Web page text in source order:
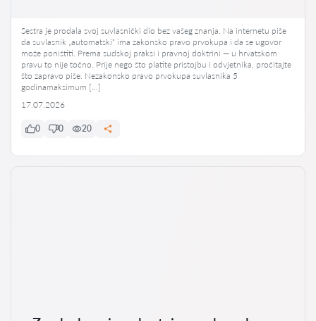
Sestra je prodala svoj suvlasnički dio bez vašeg znanja. Na internetu piše
da suvlasnik „automatski“ ima zakonsko pravo prvokupa i da se ugovor
može poništiti. Prema sudskoj praksi i pravnoj doktrini — u hrvatskom
pravu to nije točno. Prije nego što platite pristojbu i odvjetnika, pročitajte
što zapravo piše. Nezakonsko pravo prvokupa suvlasnika 5
godinamaksimum […]
17.07.2026
0 0 20